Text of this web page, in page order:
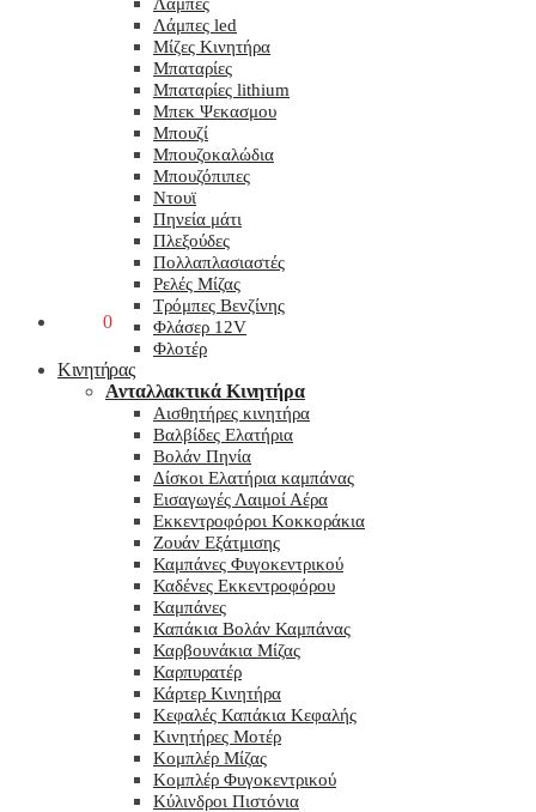
0
Λάμπες led
Μίζες Κινητήρα
Μπαταρίες
Μπαταρίες lithium
Μπεκ Ψεκασμου
Μπουζί
Μπουζοκαλώδια
Μπουζόπιπες
Ντουϊ
Πηνεία μάτι
Πλεξούδες
Πολλαπλασιαστές
Ρελές Μίζας
Τρόμπες Βενζίνης
Φλάσερ 12V
Φλοτέρ
Κινητήρας
Ανταλλακτικά Κινητήρα
Αισθητήρες κινητήρα
Βαλβίδες Ελατήρια
Βολάν Πηνία
Δίσκοι Ελατήρια καμπάνας
Εισαγωγές Λαιμοί Αέρα
Εκκεντροφόροι Κοκκοράκια
Ζουάν Εξάτμισης
Καμπάνες Φυγοκεντρικού
Καδένες Εκκεντροφόρου
Καμπάνες
Καπάκια Βολάν Καμπάνας
Καρβουνάκια Μίζας
Καρπυρατέρ
Κάρτερ Κινητήρα
Κεφαλές Καπάκια Κεφαλής
Κινητήρες Μοτέρ
Κομπλέρ Μίζας
Κομπλέρ Φυγοκεντρικού
Κύλινδροι Πιστόνια